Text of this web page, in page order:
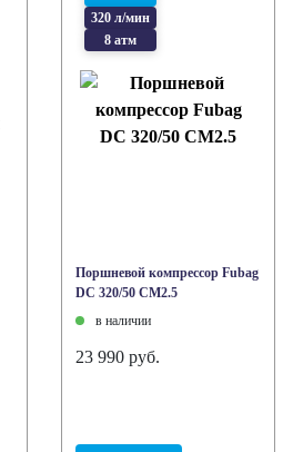
320 л/мин
8 атм
Поршневой компрессор Fubag
DC 320/50 CM2.5
в наличии
23 990 руб.